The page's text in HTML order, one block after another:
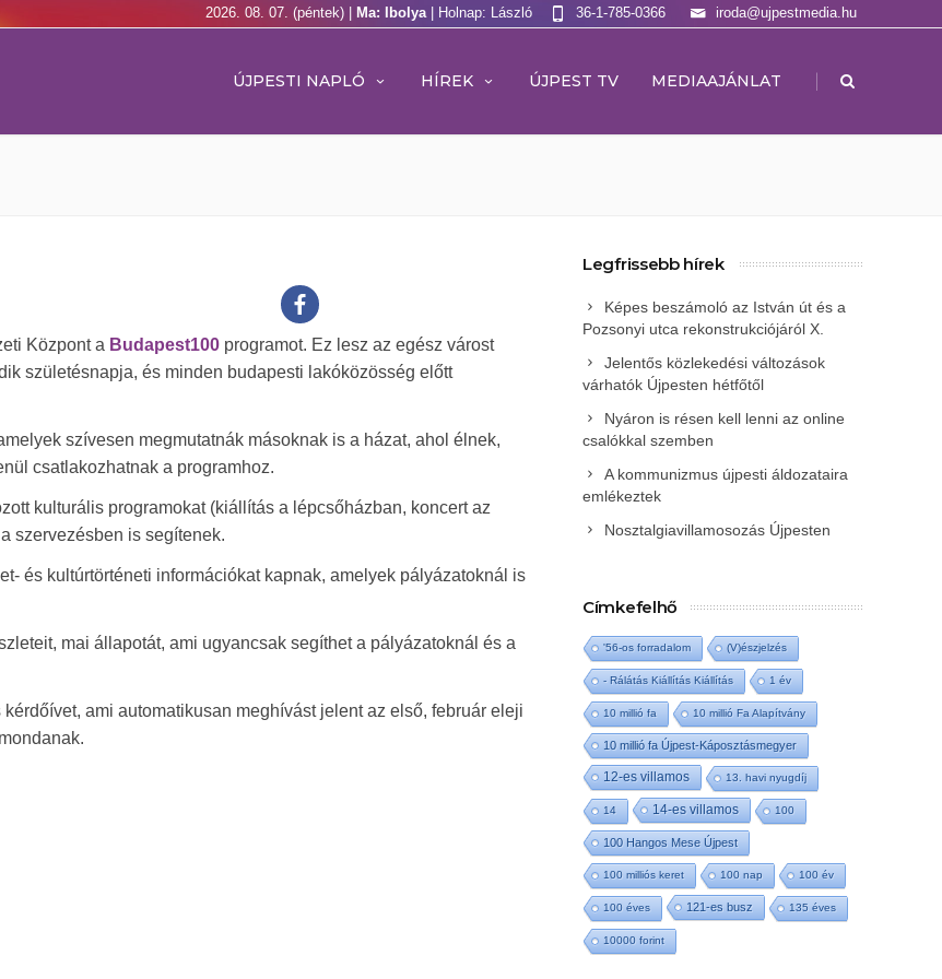
2026. 08. 07. (péntek) | Ma: Ibolya | Holnap: László iroda@ujpestmedia.hu
36-1-785-0366
ÚJPESTI NAPLÓ HÍREK ÚJPEST TV MEDIAAJÁNLAT |
Központ a Budapest100 programot. Ez lesz az egész várost
születésnapja, és minden budapesti lakóközösség előtt
szívesen megmutatnák másoknak is a házat, ahol élnek,
csatlakozhatnak a programhoz.
kulturális programokat (kiállítás a lépcsőházban, koncert az
szervezésben is segítenek.
és kultúrtörténeti információkat kapnak, amelyek pályázatoknál is
mai állapotát, ami ugyancsak segíthet a pályázatoknál és a
ami automatikusan meghívást jelent az első, február eleji
Legfrissebb hírek
Képes beszámoló az István út és a
Pozsonyi utca rekonstrukciójáról X.
Jelentős közlekedési változások
várhatók Újpesten hétfőtől
Nyáron is résen kell lenni az online
csalókkal szemben
A kommunizmus újpesti áldozataira
emlékeztek
Nosztalgiavillamosozás Újpesten
Címkefelhő
'56-os forradalom (V)észjelzés
- Rálátás Kiállítás Kiállítás 1 év
10 millió fa 10 millió Fa Alapítvány
10 millió fa Újpest-Káposztásmegyer
12-es villamos 13. havi nyugdíj
14 14-es villamos 100
100 Hangos Mese Újpest
100 milliós keret 100 nap 100 év
100 éves 121-es busz 135 éves
10000 forint